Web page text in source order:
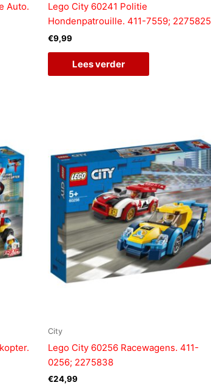
Auto.
Lego City 60241 Politie
Hondenpatrouille. 411-7559; 2275825
€9,99
Lees verder
City
Lego City 60256 Racewagens. 411-
0256; 2275838
€24,99